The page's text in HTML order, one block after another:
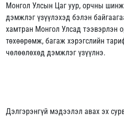
Монгол Улсын Цаг уур, орчны
дэмжлэг үзүүлэхэд бэлэн
хамтран Монгол Улсад тээвэрлэн
төхөөрөмж, багаж хэрэгслийн
чөлөөлөхөд дэмжлэг үзүүлнэ.
Дэлгэрэнгүй мэдээлэл авах эх